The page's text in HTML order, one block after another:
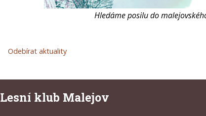
Hledáme posilu do
Odebírat aktuality
Lesní klub Malejov